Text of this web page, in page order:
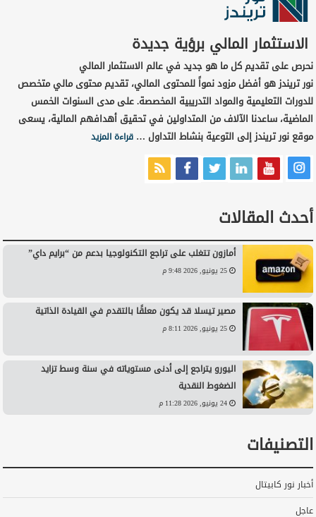
الاستثمار المالي برؤية جديدة
نحرص على تقديم كل ما هو جديد في عالم الاستثمار المالي
نور تريندز هو أفضل مزود نمواً للمحتوى المالي، تقديم محتوى مالي متخصص
للدورات التعليمية والمواد التدريبية المخصصة. على مدى السنوات الخمس
الماضية، ساعدنا الآلاف من المتداولين في تحقيق أهدافهم المالية، يسعى
موقع نور تريندز إلى التوعية بنشاط التداول …قراءة المزيد
أحدث المقالات
أمازون تتغلب على تراجع التكنولوجيا بدعم من “برايم داي”
25 يونيو, 2026 9:48 م
مصير تيسلا قد يكون معلقًا بالتقدم في القيادة الذاتية
25 يونيو, 2026 8:11 م
اليورو يتراجع إلى أدنى مستوياته في سنة وسط تزايد
الضغوط النقدية
24 يونيو, 2026 11:28 م
التصنيفات
أخبار نور كابيتال
عاجل